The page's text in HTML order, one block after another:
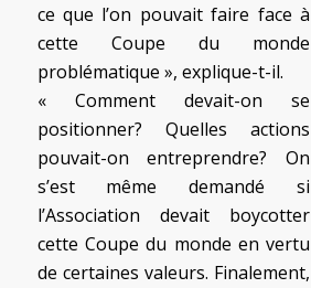
ce que l’on pouvait faire face à
cette Coupe du monde
problématique », explique-t-il.
« Comment devait-on se
positionner? Quelles actions
pouvait-on entreprendre? On
s’est même demandé si
l’Association devait boycotter
cette Coupe du monde en vertu
de certaines valeurs. Finalement,